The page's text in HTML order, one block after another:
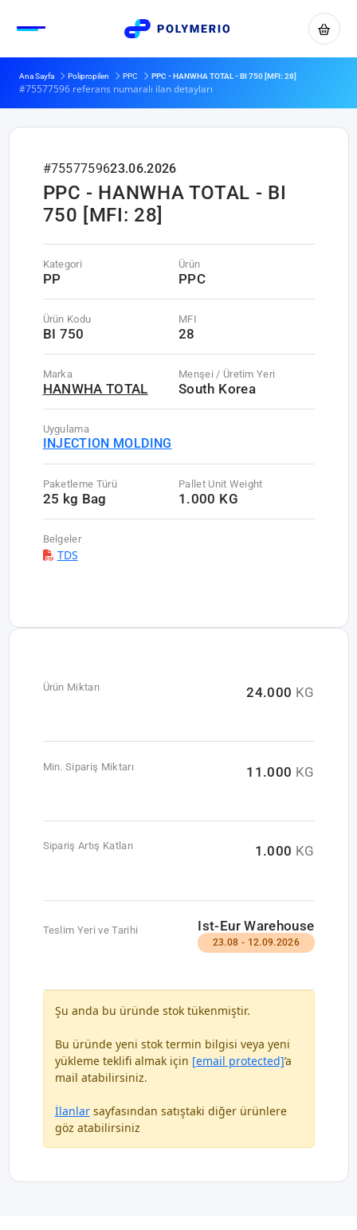
Ana Sayfa Polipropilen PPC PPC - HANWHA TOTAL - BI 750 [MFI: 28]
#75577596 referans numaralı ilan detayları
#7557759623.06.2026
PPC - HANWHA TOTAL - BI
750 [MFI: 28]
Kategori
PP
Ürün
PPC
Ürün Kodu
BI 750
MFI
28
Marka
HANWHA TOTAL
Menşei / Üretim Yeri
South Korea
Uygulama
INJECTION MOLDING
Paketleme Türü
25 kg Bag
Pallet Unit Weight
1.000 KG
Belgeler
TDS
Ürün Miktarı 24.000 KG
Min. Sipariş Miktarı 11.000 KG
Sipariş Artış Katları 1.000 KG
Teslim Yeri ve Tarihi Ist-Eur Warehouse
23.08 - 12.09.2026
Şu anda bu üründe stok tükenmiştir.
Bu üründe yeni stok termin bilgisi veya yeni
yükleme teklifi almak için [email protected]’a
mail atabilirsiniz.
İlanlarsayfasından satıştaki diğer ürünlere
göz atabilirsiniz